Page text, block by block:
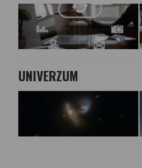
UNIVERZUM